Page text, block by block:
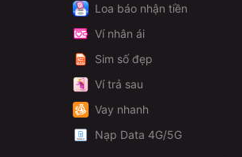
Loa báo nhận tiền
Ví nhân ái
Sim số đẹp
Ví trả sau
Vay nhanh
Nạp Data 4G/5G